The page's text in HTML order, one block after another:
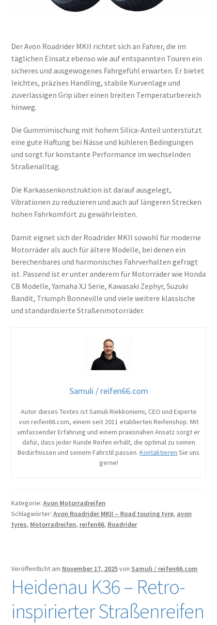
Der Avon Roadrider MKII richtet sich an Fahrer, die im
täglichen Einsatz ebenso wie auf entspannten Touren ein
sicheres und ausgewogenes Fahrgefühl erwarten. Er bietet
leichtes, präzises Handling, stabile Kurvenlage und
zuverlässigen Grip über einen breiten Temperaturbereich
hinweg.
Die Gummimischung mit hohem Silica-Anteil unterstützt
eine gute Haftung bei Nässe und kühleren Bedingungen
und sorgt für konstante Performance im wechselnden
Straßenalltag.
Die Karkassenkonstruktion ist darauf ausgelegt,
Vibrationen zu reduzieren und auch auf längeren Strecken
hohen Fahrkomfort zu gewährleisten.
Damit eignet sich der Roadrider MKII sowohl für moderne
Motorräder als auch für ältere Modelle, bei denen ein
berechenbares und harmonisches Fahrverhalten gefragt
ist. Passend ist er unter anderem für Motorräder wie Honda
CB Modelle, Yamaha XJ Serie, Kawasaki Zephyr, Suzuki
Bandit, Triumph Bonneville und viele weitere klassische
und standardisierte Straßenmotorräder.
Samuli / reifen66.com
Autor dieses Textes ist Samuli Riekkoniemi, CEO und Experte
von reifen66.com, einem seit 2011 etablierten Reifenshop. Mit
umfassender Erfahrung und einem praxisnahen Ansatz sorgt er
dafür, dass jeder Kunde Reifen erhält, die optimal zu seinen
Bedürfnissen und seinem Fahrstil passen. Kontaktieren Sie uns
gerne!
Kategorie: Avon Motorradreifen
Schlagwörter: Avon Roadrider MKII – Road touring tyre, avon
tyres, Motorradreifen, reifen66, Roadrider
Veröffentlicht am November 17, 2025von Samuli / reifen66.com
Heidenau K36 – Retro-
inspirierter Straßenreifen